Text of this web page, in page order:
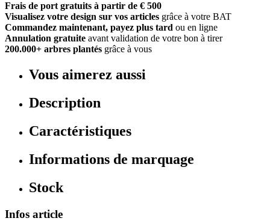
Frais de port gratuits à partir de € 500
Visualisez votre design sur vos articles grâce à votre BAT
Commandez maintenant, payez plus tard ou en ligne
Annulation gratuite avant validation de votre bon à tirer
200.000+ arbres plantés grâce à vous
Vous aimerez aussi
Description
Caractéristiques
Informations de marquage
Stock
Infos article